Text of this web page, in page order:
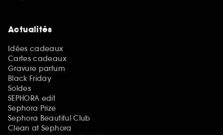
Actualités
Idées cadeaux
Cartes cadeaux
Gravure parfum
Black Friday
Soldes
SEPHORA edit
Sephora Prize
Sephora Beautiful Club
Clean at Sephora